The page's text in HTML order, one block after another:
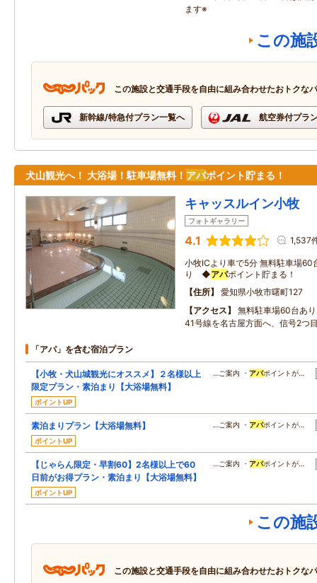
ます※
この施
この施設と交通手段を自由に組み合わせたおトクな
新幹線/特急付プラン一覧へ 航空券付プラ
犬山観光へ！ 大浴場！駐車場無料！ アパポイント貯まる！
キャッスルイン小牧
フォトギャラリー
4.1 1,537
小牧ICより車で5分 無料駐車場
り ◆アパポイント貯まる！
住所
愛知県小牧市曙町127
アクセス
無料駐車場60台あ
41号線を名古屋方面へ、信号2つ
「アパ」を含む宿泊プラン
【小牧・犬山城観光にオススメ】２名様以上
限定プラン・素泊まり【大浴場無料】
ポイントUP
…ご案内 ・ アパポイントが…
素泊まりプラン【大浴場無料】
ポイントUP
…ご案内 ・ アパポイントが…
【じゃらん限定・早割60】2名様以上で60
日前がお得プラン・素泊まり【大浴場無料】
ポイントUP
…ご案内 ・ アパポイントが…
この施
この施設と交通手段を自由に組み合わせたおトクな